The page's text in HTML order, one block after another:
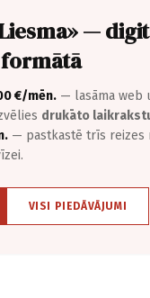
—
€/mēn. — lasāma web
drukāto
— pastkastē trīs reizes
VISI PIEDĀVĀJUMI